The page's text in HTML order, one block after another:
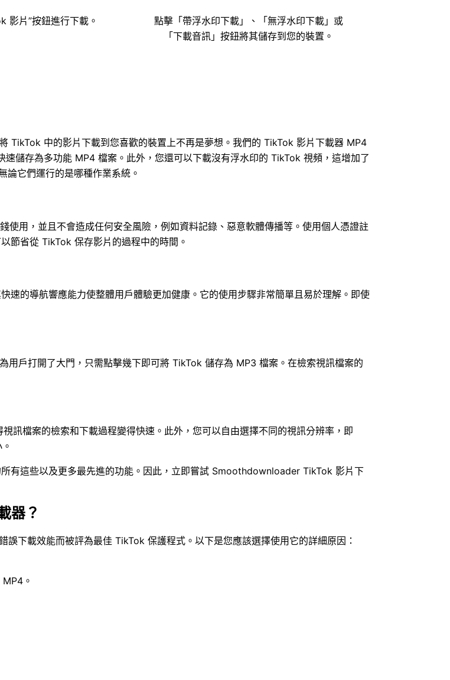
影片”按鈕進行下載。
點擊「帶浮水印下載」、「無浮水印下載」或
「下載音訊」按鈕將其儲存到您的裝置。
TikTok 中的影片下載到您喜歡的裝置上不再是夢想。我們的 TikTok 影片下載器 MP4
儲存為多功能 MP4 檔案。此外，您還可以下載沒有浮水印的 TikTok 視頻，這增加了
論它們運行的是哪種作業系統。
用，並且不會造成任何安全風險，例如資料記錄、惡意軟體傳播等。使用個人憑證註
節省從 TikTok 保存影片的過程中的時間。
速的導航響應能力使整體用戶體驗更加健康。它的使用步驟非常簡單且易於理解。即使
戶打開了大門，只需點擊幾下即可將 TikTok 儲存為 MP3 檔案。在檢索視訊檔案的
訊檔案的檢索和下載過程變得快速。此外，您可以自由選擇不同的視訊分辨率，即
有這些以及更多最先進的功能。因此，立即嘗試 Smoothdownloader TikTok 影片下
器？
下載效能而被評為最佳 TikTok 保護程式。以下是您應該選擇使用它的詳細原因：
。